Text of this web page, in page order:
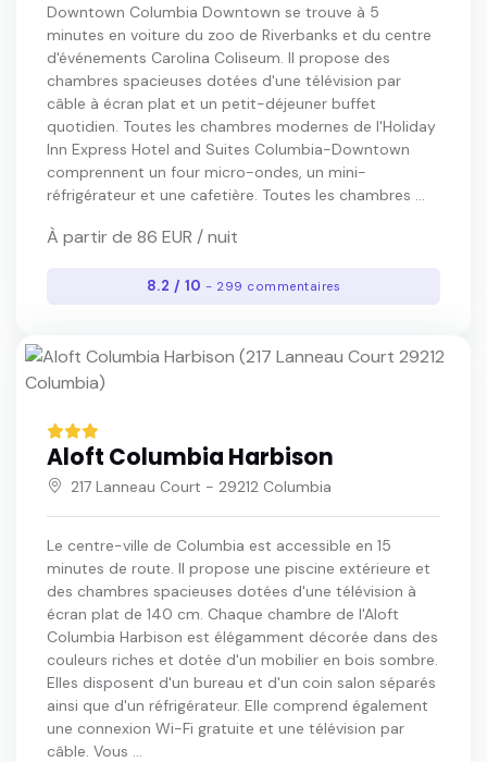
Downtown Columbia Downtown se trouve à 5
minutes en voiture du zoo de Riverbanks et du centre
d'événements Carolina Coliseum. Il propose des
chambres spacieuses dotées d'une télévision par
câble à écran plat et un petit-déjeuner buffet
quotidien. Toutes les chambres modernes de l'Holiday
Inn Express Hotel and Suites Columbia-Downtown
comprennent un four micro-ondes, un mini-
réfrigérateur et une cafetière. Toutes les chambres ...
À partir de 86 EUR / nuit
8.2 / 10- 299 commentaires
Aloft Columbia Harbison
217 Lanneau Court - 29212 Columbia
Le centre-ville de Columbia est accessible en 15
minutes de route. Il propose une piscine extérieure et
des chambres spacieuses dotées d'une télévision à
écran plat de 140 cm. Chaque chambre de l'Aloft
Columbia Harbison est élégamment décorée dans des
couleurs riches et dotée d'un mobilier en bois sombre.
Elles disposent d'un bureau et d'un coin salon séparés
ainsi que d'un réfrigérateur. Elle comprend également
une connexion Wi-Fi gratuite et une télévision par
câble. Vous ...